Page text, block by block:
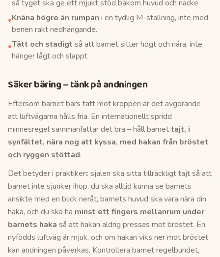
så tyget ska ge ett mjukt stöd bakom huvud och nacke.
•Knäna högre än rumpan i en tydlig M-ställning, inte med
benen rakt nedhängande.
•Tätt och stadigt så att barnet sitter högt och nära, inte
hänger lågt och slappt.
Säker bäring – tänk på andningen
Eftersom barnet bärs tätt mot kroppen är det avgörande
att luftvägarna hålls fria. En internationellt spridd
minnesregel sammanfattar det bra – håll barnettajt, i
synfältet, nära nog att kyssa, med hakan från bröstet
och ryggen stöttad.
Det betyder i praktiken: sjalen ska sitta tillräckligt tajt så att
barnet inte sjunker ihop, du ska alltid kunna se barnets
ansikte med en blick neråt, barnets huvud ska vara nära din
haka, och du ska ha minst ett fingers mellanrum under
barnets haka så att hakan aldrig pressas mot bröstet. En
nyfödds luftväg är mjuk, och om hakan viks ner mot bröstet
kan andningen påverkas. Kontrollera barnet regelbundet,